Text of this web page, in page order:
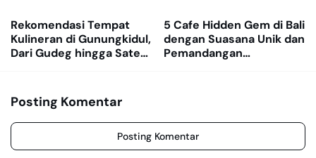
Rekomendasi Tempat
Kulineran di Gunungkidul,
Dari Gudeg hingga Sate
5 Cafe Hidden Gem di Bali
dengan Suasana Unik dan
Pemandangan
Posting Komentar
Posting Komentar